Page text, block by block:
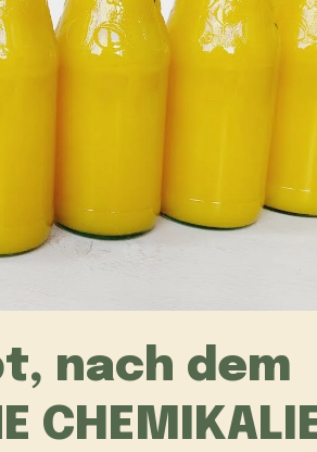
nach dem